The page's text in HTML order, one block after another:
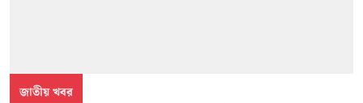
জাতীয় খবর